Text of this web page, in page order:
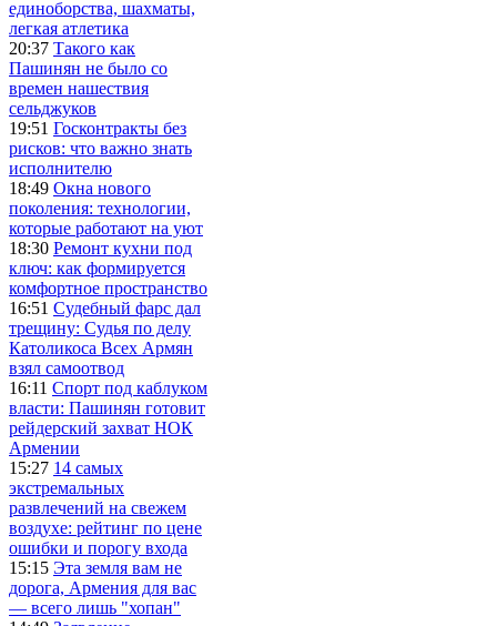
единоборства, шахматы,
легкая атлетика
20:37 Такого как
Пашинян не было со
времен нашествия
сельджуков
19:51 Госконтракты без
рисков: что важно знать
исполнителю
18:49 Окна нового
поколения: технологии,
которые работают на уют
18:30 Ремонт кухни под
ключ: как формируется
комфортное пространство
16:51 Судебный фарс дал
трещину: Судья по делу
Католикоса Всех Армян
взял самоотвод
16:11 Спорт под каблуком
власти: Пашинян готовит
рейдерский захват НОК
Армении
15:27 14 самых
экстремальных
развлечений на свежем
воздухе: рейтинг по цене
ошибки и порогу входа
15:15 Эта земля вам не
дорога, Армения для вас
— всего лишь "хопан"